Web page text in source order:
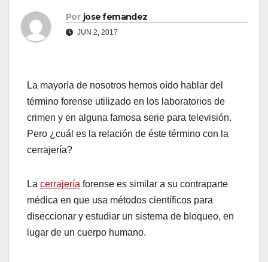
Por jose fernandez
JUN 2, 2017
La mayoría de nosotros hemos oído hablar del
término forense utilizado en los laboratorios de
crimen y en alguna famosa serie para televisión.
Pero ¿cuál es la relación de éste término con la
cerrajería?
La cerrajería forense es similar a su contraparte
médica en que usa métodos científicos para
diseccionar y estudiar un sistema de bloqueo, en
lugar de un cuerpo humano.